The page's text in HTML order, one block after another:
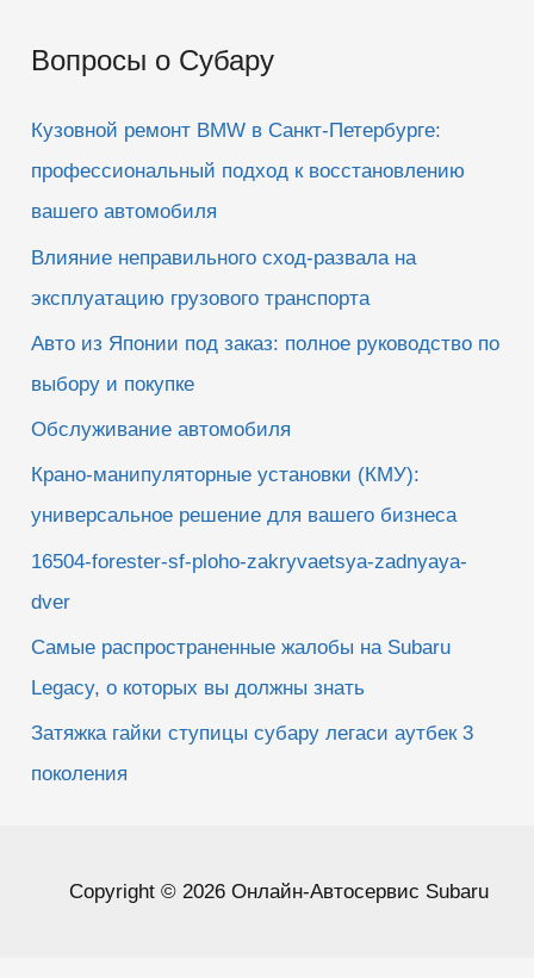
с
Вопросы о Субару
Кузовной ремонт BMW в Санкт-Петербурге:
профессиональный подход к восстановлению
вашего автомобиля
Влияние неправильного сход-развала на
эксплуатацию грузового транспорта
Авто из Японии под заказ: полное руководство по
выбору и покупке
Обслуживание автомобиля
Крано-манипуляторные установки (КМУ):
универсальное решение для вашего бизнеса
16504-forester-sf-ploho-zakryvaetsya-zadnyaya-
dver
Самые распространенные жалобы на Subaru
Legacy, о которых вы должны знать
Затяжка гайки ступицы субару легаси аутбек 3
поколения
Copyright © 2026 Онлайн-Автосервис Subaru